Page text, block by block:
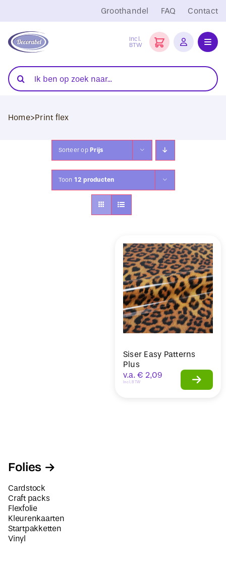
naar
inhoud
Groothandel FAQ Contact
Incl.
BTW
Folies
Transferpersen
Blanco Textiel
Zoeken
naar:
Home>Print flex
Sorteer op Prijs
Toon 12 producten
Siser Easy Patterns
Plus
v.a. € 2,09
Incl. BTW
Folies
Cardstock
Craft packs
Flexfolie
Kleurenkaarten
Startpakketten
Vinyl